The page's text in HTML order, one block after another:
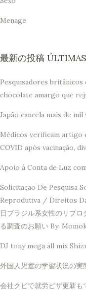
Menage
最新の投稿
Pesquisadores
chocolate amargo que
Japão cancela mais de
Médicos verificam artigo
COVID após vacinação,
Apoio à Conta de Luz
Solicitação De Pesquisa
Reprodutiva / Direitos
日ブラジル系女性のリプ
る調査のお願い By:
DJ tony mega all mix
外国人児童の学習状況の実
会社クビで就労ビザ更新